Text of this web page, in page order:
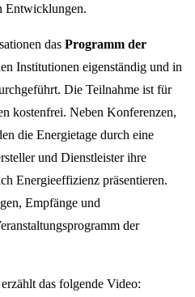
Entwicklungen.
das Programm der
Institutionen eigenständig und in
Die Teilnahme ist für
kostenfrei. Neben Konferenzen,
die Energietage durch eine
und Dienstleister ihre
Energieeffizienz präsentieren.
Empfänge und
der
das folgende Video: